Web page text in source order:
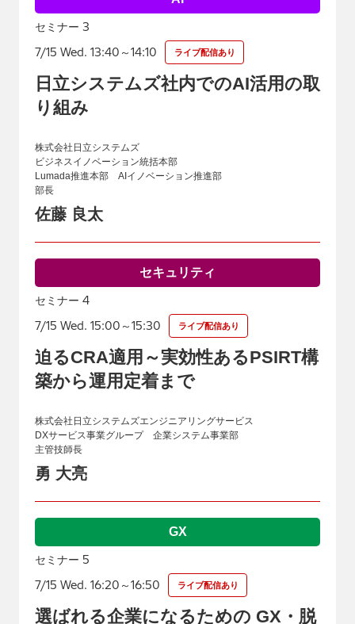
セミナー 3
7/15 Wed. 13:40～14:10
ライブ配信あり
日立システムズ社内でのAI活用の取
り組み
株式会社日立システムズ
ビジネスイノベーション統括本部
Lumada推進本部 AIイノベーション推進部
部長
佐藤 良太
セキュリティ
セミナー 4
7/15 Wed. 15:00～15:30
ライブ配信あり
迫るCRA適用～実効性あるPSIRT構
築から運用定着まで
株式会社日立システムズエンジニアリングサービス
DXサービス事業グループ 企業システム事業部
主管技師長
勇 大亮
GX
セミナー 5
7/15 Wed. 16:20～16:50
ライブ配信あり
選ばれる企業になるための GX・脱